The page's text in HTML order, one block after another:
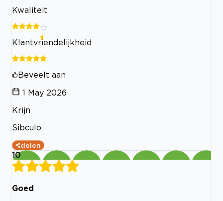
Kwaliteit
Klantvriendelijkheid
Beveelt aan
1 May 2026
Krijn
Sibculo
delen
10
Goed